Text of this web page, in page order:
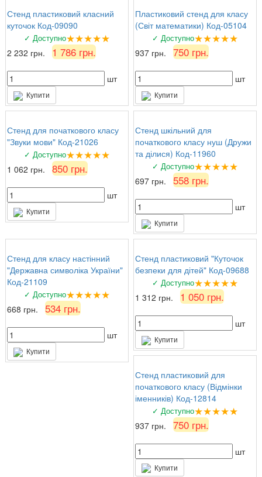
Стенд пластиковий класний
куточок Код-09090
✓ Доступно★★★★★
2 232 грн. 1 786 грн.
шт
Купити
Пластиковий стенд для класу
(Світ математики) Код-05104
✓ Доступно★★★★★
937 грн. 750 грн.
шт
Купити
Стенд для початкового класу
"Звуки мови" Код-21026
✓ Доступно★★★★★
1 062 грн. 850 грн.
шт
Купити
Стенд шкільний для
початкового класу нуш (Дружи
та ділися) Код-11960
✓ Доступно★★★★★
697 грн. 558 грн.
шт
Купити
Стенд для класу настінний
"Державна символіка України"
Код-21109
✓ Доступно★★★★★
668 грн. 534 грн.
шт
Купити
Стенд пластиковий "Куточок
безпеки для дітей" Код-09688
✓ Доступно★★★★★
1 312 грн. 1 050 грн.
шт
Купити
Стенд пластиковий для
початкового класу (Відмінки
іменників) Код-12814
✓ Доступно★★★★★
937 грн. 750 грн.
шт
Купити